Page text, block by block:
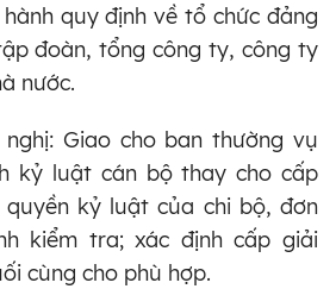
quy định về tổ chức đảng
đoàn, tổng công ty, công ty
nước.
Giao cho ban thường vụ
kỷ luật cán bộ thay cho cấp
kỷ luật của chi bộ, đơn
kiểm tra; xác định cấp giải
cùng cho phù hợp.